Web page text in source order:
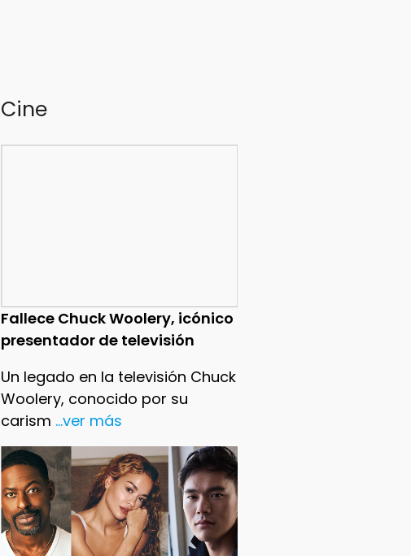
Cine
Fallece Chuck Woolery, icónico
presentador de televisión
Un legado en la televisión Chuck
Woolery, conocido por su
carism ...ver más